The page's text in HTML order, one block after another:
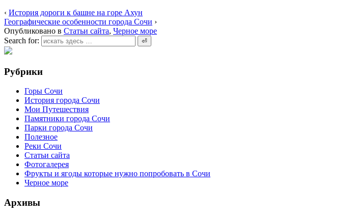
‹ История дороги к башне на горе Ахун
Географические особенности города Сочи ›
Опубликовано в Статьи сайта, Черное море
Search for:
Рубрики
Горы Сочи
История города Сочи
Мои Путешествия
Памятники города Сочи
Парки города Сочи
Полезное
Реки Сочи
Статьи сайта
Фотогалерея
Фрукты и ягоды которые нужно попробовать в Сочи
Черное море
Архивы